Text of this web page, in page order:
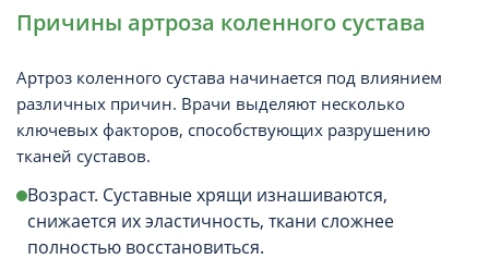
Причины артроза коленного сустава
Артроз коленного сустава начинается под влиянием
различных причин. Врачи выделяют несколько
ключевых факторов, способствующих разрушению
тканей суставов.
Возраст. Суставные хрящи изнашиваются,
снижается их эластичность, ткани сложнее
полностью восстановиться.